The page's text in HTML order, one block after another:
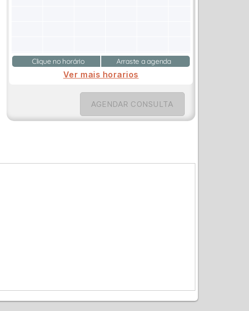
Clique no horário Arraste a agenda
Ver mais horarios
AGENDAR CONSULTA